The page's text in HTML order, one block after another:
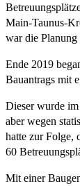
Main-Taunus-
war die
Ende 2019
Bauantrags mit
Dieser wurde
aber wegen
hatte zur Folge,
60
Mit einer